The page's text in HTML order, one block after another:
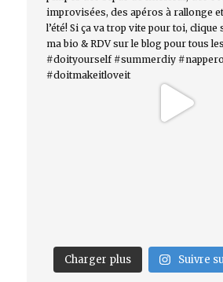
Charger plus Suivre